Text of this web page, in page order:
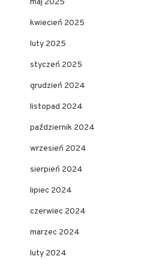
maj 2025
kwiecień 2025
luty 2025
styczeń 2025
grudzień 2024
listopad 2024
październik 2024
wrzesień 2024
sierpień 2024
lipiec 2024
czerwiec 2024
marzec 2024
luty 2024